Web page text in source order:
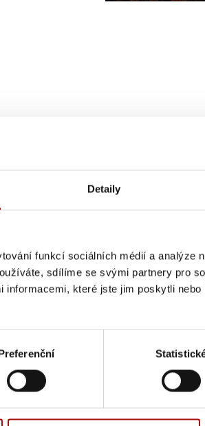
Detaily
funkcí sociálních médií a analýze
sdílíme se svými partnery pro
informacemi, které jste jim poskytli
Zdroj: